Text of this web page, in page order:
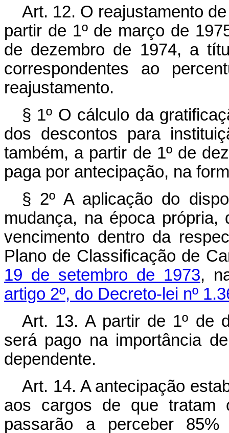
Art. 12. O reajustamento
partir de 1º de março de
de dezembro de 1974, a
correspondentes ao
reajustamento.
§ 1º O cálculo da
dos descontos para
também, a partir de 1º de
paga por antecipação, na
§ 2º A aplicação do
mudança, na época
vencimento dentro da
Plano de Classificação de
19 de setembro de 1973,
artigo 2º, do Decreto-lei nº
Art. 13. A partir de 1º de
será pago na importância
dependente.
Art. 14. A antecipação
aos cargos de que tratam
passarão a perceber